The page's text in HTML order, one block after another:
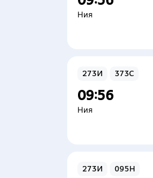
Ния
273И 373С
09:56
Ния
273И 095Н